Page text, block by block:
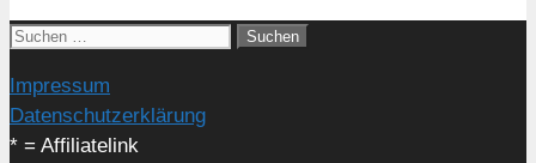
Suchen
Impressum
Datenschutzerklärung
* = Affiliatelink